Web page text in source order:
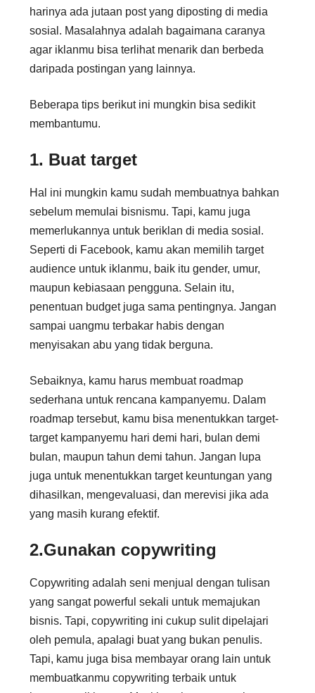
harinya ada jutaan post yang diposting di media
sosial. Masalahnya adalah bagaimana caranya
agar iklanmu bisa terlihat menarik dan berbeda
daripada postingan yang lainnya.
Beberapa tips berikut ini mungkin bisa sedikit
membantumu.
1. Buat target
Hal ini mungkin kamu sudah membuatnya bahkan
sebelum memulai bisnismu. Tapi, kamu juga
memerlukannya untuk beriklan di media sosial.
Seperti di Facebook, kamu akan memilih target
audience untuk iklanmu, baik itu gender, umur,
maupun kebiasaan pengguna. Selain itu,
penentuan budget juga sama pentingnya. Jangan
sampai uangmu terbakar habis dengan
menyisakan abu yang tidak berguna.
Sebaiknya, kamu harus membuat roadmap
sederhana untuk rencana kampanyemu. Dalam
roadmap tersebut, kamu bisa menentukkan target-
target kampanyemu hari demi hari, bulan demi
bulan, maupun tahun demi tahun. Jangan lupa
juga untuk menentukkan target keuntungan yang
dihasilkan, mengevaluasi, dan merevisi jika ada
yang masih kurang efektif.
2.Gunakan copywriting
Copywriting adalah seni menjual dengan tulisan
yang sangat powerful sekali untuk memajukan
bisnis. Tapi, copywriting ini cukup sulit dipelajari
oleh pemula, apalagi buat yang bukan penulis.
Tapi, kamu juga bisa membayar orang lain untuk
membuatkanmu copywriting terbaik untuk